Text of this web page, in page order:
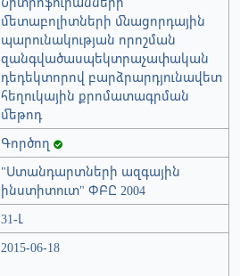
մետաբոլիտների մնացորդային
պարունակության որոշման
զանգվածասպեկտրաչափական
դեդեկտորով բարձրարդյունավետ
հեղուկային քրոմատագրման
մեթոդ
Գործող
"Ստանդարտների ազգային
ինստիտուտ" ՓԲԸ 2004
31-Լ
2015-06-18